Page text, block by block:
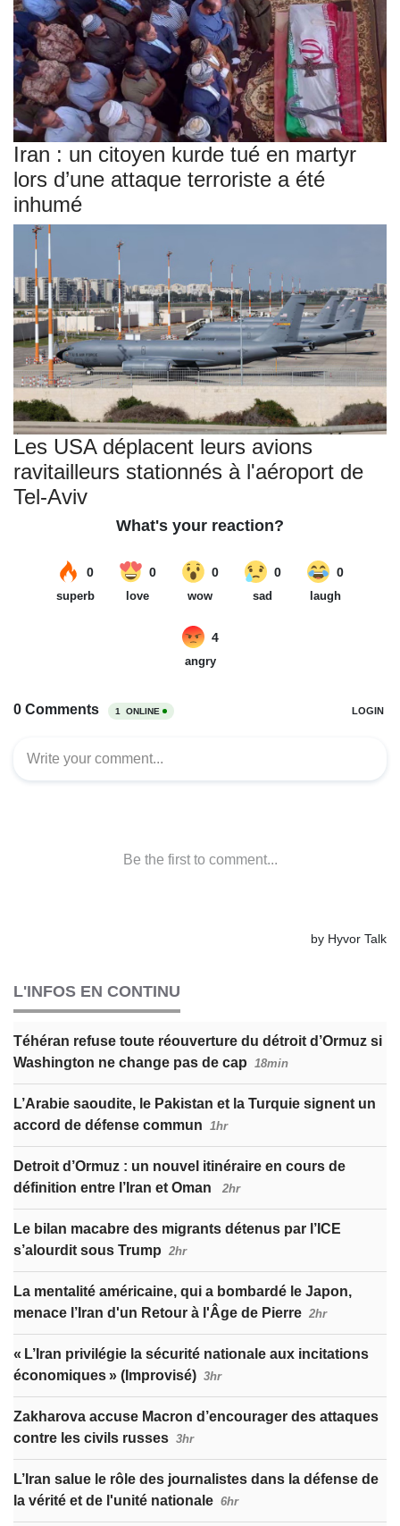
Iran : un citoyen kurde tué en martyr
lors d’une attaque terroriste a été
inhumé
Les USA déplacent leurs avions
ravitailleurs stationnés à l'aéroport de
Tel-Aviv
L'INFOS EN CONTINU
Téhéran refuse toute réouverture du détroit d’Ormuz si
Washington ne change pas de cap 18min
L’Arabie saoudite, le Pakistan et la Turquie signent un
accord de défense commun 1hr
Detroit d’Ormuz : un nouvel itinéraire en cours de
définition entre l’Iran et Oman
2hr
Le bilan macabre des migrants détenus par l’ICE
s’alourdit sous Trump 2hr
La mentalité américaine, qui a bombardé le Japon,
menace l’Iran d'un Retour à l'Âge de Pierre 2hr
« L’Iran privilégie la sécurité nationale aux incitations
économiques » (Improvisé) 3hr
Zakharova accuse Macron d’encourager des attaques
contre les civils russes 3hr
L’Iran salue le rôle des journalistes dans la défense de
la vérité et de l'unité nationale 6hr